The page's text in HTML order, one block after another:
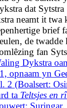
dat Sytstra
neamt it twa
brief
de twadde
fan
Dykstra
opnaam yn
2 (Boalsert:
ta Teltsjes en